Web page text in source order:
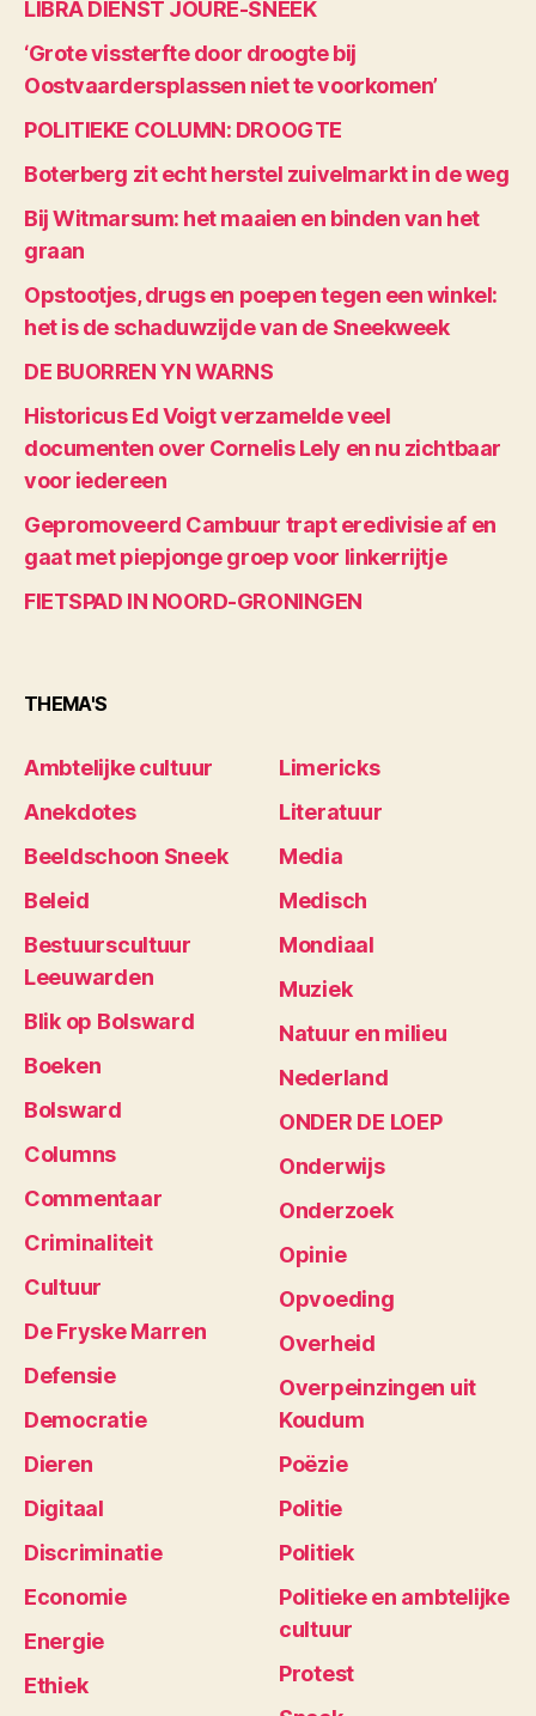
LIBRA DIENST JOURE-SNEEK
‘Grote vissterfte door droogte bij
Oostvaardersplassen niet te voorkomen’
POLITIEKE COLUMN: DROOGTE
Boterberg zit echt herstel zuivelmarkt in de weg
Bij Witmarsum: het maaien en binden van het
graan
Opstootjes, drugs en poepen tegen een winkel:
het is de schaduwzijde van de Sneekweek
DE BUORREN YN WARNS
Historicus Ed Voigt verzamelde veel
documenten over Cornelis Lely en nu zichtbaar
voor iedereen
Gepromoveerd Cambuur trapt eredivisie af en
gaat met piepjonge groep voor linkerrijtje
FIETSPAD IN NOORD-GRONINGEN
THEMA'S
Ambtelijke cultuur
Anekdotes
Beeldschoon Sneek
Beleid
Bestuurscultuur
Leeuwarden
Blik op Bolsward
Boeken
Bolsward
Columns
Commentaar
Criminaliteit
Cultuur
De Fryske Marren
Defensie
Democratie
Dieren
Digitaal
Discriminatie
Economie
Energie
Ethiek
Limericks
Literatuur
Media
Medisch
Mondiaal
Muziek
Natuur en milieu
Nederland
ONDER DE LOEP
Onderwijs
Onderzoek
Opinie
Opvoeding
Overheid
Overpeinzingen uit
Koudum
Poëzie
Politie
Politiek
Politieke en ambtelijke
cultuur
Protest